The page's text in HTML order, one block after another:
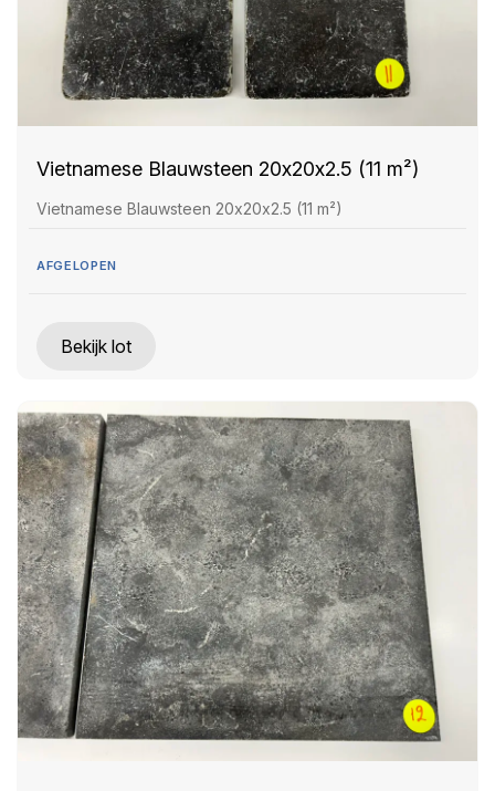
Vietnamese Blauwsteen 20x20x2.5 (11 m²)
Vietnamese Blauwsteen 20x20x2.5 (11 m²)
AFGELOPEN
Bekijk lot